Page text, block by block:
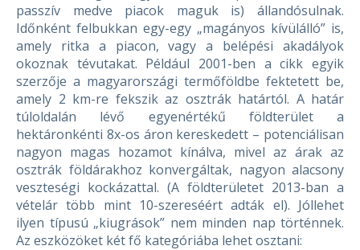
passzív medve piacok maguk is) állandósulnak.
Időnként felbukkan egy-egy „magányos kívülálló” is,
amely ritka a piacon, vagy a belépési akadályok
okoznak tévutakat. Például 2001-ben a cikk egyik
szerzője a magyarországi termőföldbe fektetett be,
amely 2 km-re fekszik az osztrák határtól. A határ
túloldalán lévő egyenértékű földterület a
hektáronkénti 8x-os áron kereskedett – potenciálisan
nagyon magas hozamot kínálva, mivel az árak az
osztrák földárakhoz konvergáltak, nagyon alacsony
veszteségi kockázattal. (A földterületet 2013-ban a
vételár több mint 10-szereséért adták el). Jóllehet
ilyen típusú „kiugrások” nem minden nap történnek.
Az eszközöket két fő kategóriába lehet osztani: